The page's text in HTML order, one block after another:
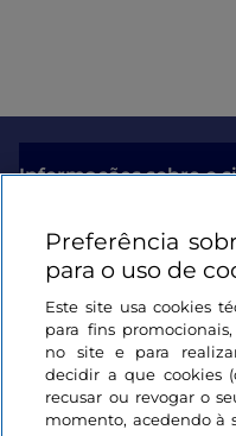
Informações sobre o
Ligações úteis
Iniciar sessão
Mantenha-se em
Preferência
para o uso de
Este site usa cookies
para fins
no site e para
decidir a que cookies
recusar ou revogar o
momento, acedendo à